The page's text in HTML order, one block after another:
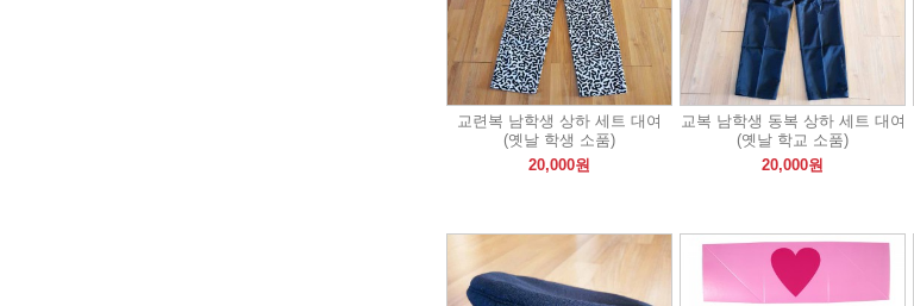
교련복 남학생 상하 세트 대여
(옛날 학생 소품)
20,000원
교복 남학생 동복 상하 세트 대여
(옛날 학교 소품)
20,000원